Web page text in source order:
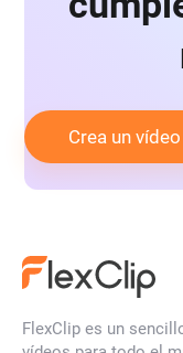
Crea un
FlexClip es un